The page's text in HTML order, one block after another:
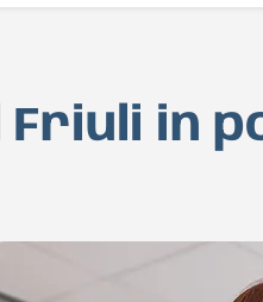
Friuli in